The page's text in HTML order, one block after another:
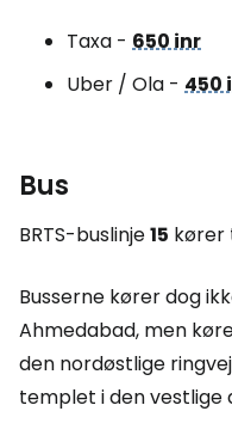
Taxa - 650 inr
Uber / Ola - 450
Bus
BRTS-buslinje15 kører
Busserne kører dog
Ahmedabad, men
den nordøstlige
templet i den vestlige